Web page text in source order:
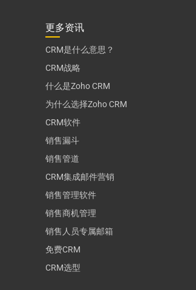
更多资讯
CRM是什么意思？
CRM战略
什么是Zoho CRM
为什么选择Zoho CRM
CRM软件
销售漏斗
销售管道
CRM集成邮件营销
销售管理软件
销售商机管理
销售人员专属邮箱
免费CRM
CRM选型